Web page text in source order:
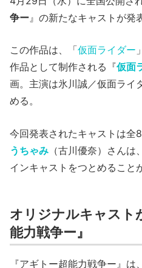
争ー 』の新たなキャストが発
この作品は、「仮面ライダー
作品として制作される『仮⾯
画。主演は氷川誠／仮⾯ライ
める。
今回発表されたキャストは全
うちゃみ （古川優奈）さん
インキャストをつとめること
オリジナルキャスト
能力戦争ー』
『アギトー超能力戦争ー』